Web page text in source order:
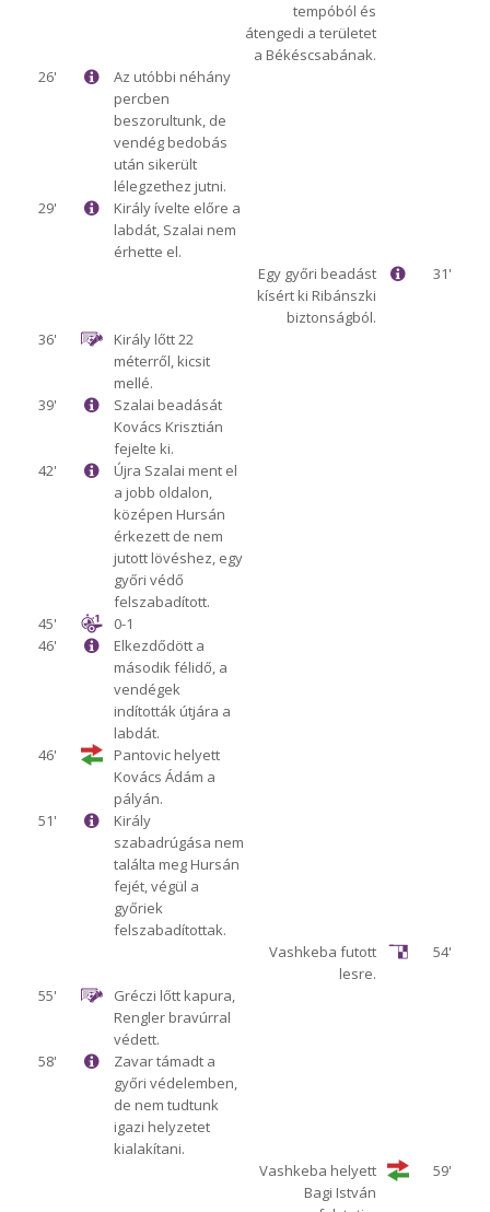
tempóból és
átengedi a területet
a Békéscsabának.
26'
Az utóbbi néhány
percben
beszorultunk, de
vendég bedobás
után sikerült
lélegzethez jutni.
29'
Király ívelte előre a
labdát, Szalai nem
érhette el.
31'
Egy győri beadást
kísért ki Ribánszki
biztonságból.
36'
Király lőtt 22
méterről, kicsit
mellé.
39'
Szalai beadását
Kovács Krisztián
fejelte ki.
42'
Újra Szalai ment el
a jobb oldalon,
középen Hursán
érkezett de nem
jutott lövéshez, egy
győri védő
felszabadított.
45'
0-1
46'
Elkezdődött a
második félidő, a
vendégek
indították útjára a
labdát.
46'
Pantovic helyett
Kovács Ádám a
pályán.
51'
Király
szabadrúgása nem
találta meg Hursán
fejét, végül a
győriek
felszabadítottak.
54'
Vashkeba futott
lesre.
55'
Gréczi lőtt kapura,
Rengler bravúrral
védett.
58'
Zavar támadt a
győri védelemben,
de nem tudtunk
igazi helyzetet
kialakítani.
59'
Vashkeba helyett
Bagi István